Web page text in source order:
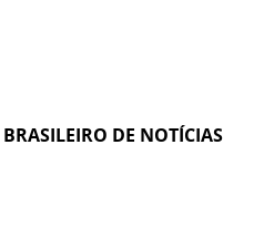
DE NOTÍCIAS